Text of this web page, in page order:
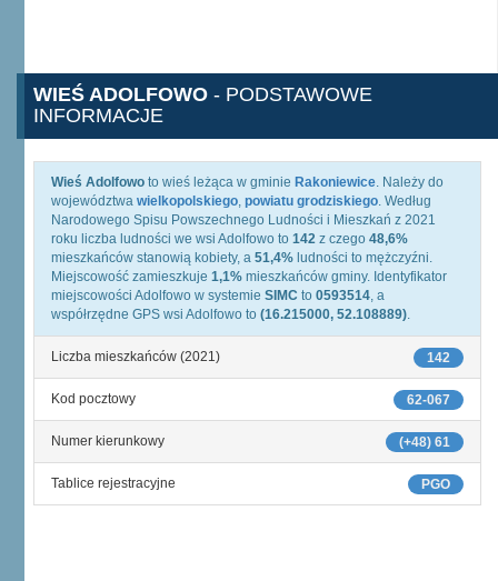
WIEŚ ADOLFOWO - PODSTAWOWE
INFORMACJE
Wieś Adolfowo to wieś leżąca w gminie Rakoniewice. Należy do
województwa wielkopolskiego, powiatu grodziskiego. Według
Narodowego Spisu Powszechnego Ludności i Mieszkań z 2021
roku liczba ludności we wsi Adolfowo to 142 z czego 48,6%
mieszkańców stanowią kobiety, a 51,4% ludności to mężczyźni.
Miejscowość zamieszkuje 1,1% mieszkańców gminy. Identyfikator
miejscowości Adolfowo w systemie SIMC to 0593514, a
współrzędne GPS wsi Adolfowo to (16.215000, 52.108889).
142
Liczba mieszkańców (2021)
62-067
Kod pocztowy
(+48) 61
Numer kierunkowy
PGO
Tablice rejestracyjne